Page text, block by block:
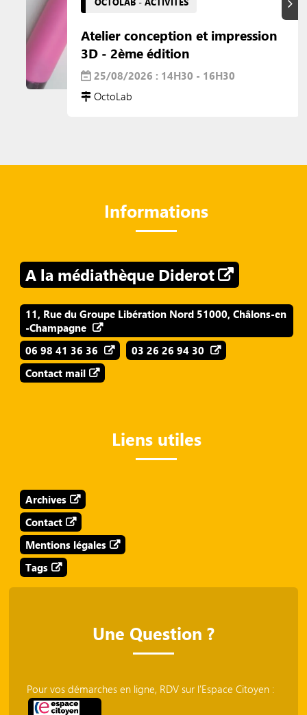
OCTOLAB - ACTIVITÉS
Atelier conception et impression
3D - 2ème édition
25/08/2026 : 14H30 - 16H30
OctoLab
Informations
A la médiathèque Diderot
11, Rue du Groupe Libération Nord 51000, Châlons-en
-Champagne
06 98 41 36 36
03 26 26 94 30
Contact mail
Liens utiles
Archives
Contact
Mentions légales
Tags
Une Question ?
Pour vos démarches en ligne, RDV sur l'Espace Citoyen :